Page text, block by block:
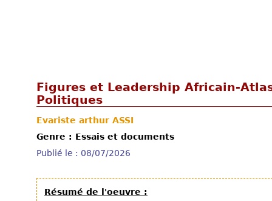
Figures et Leadership Africain-
Politiques
Evariste arthur ASSI
Genre : Essais et documents
Publié le : 08/07/2026
Résumé de l'oeuvre :